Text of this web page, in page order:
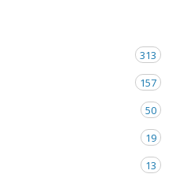
313
157
50
19
13